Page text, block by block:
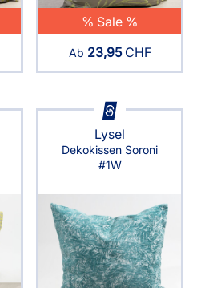
% Sale %
Ab 23,95CHF
Lysel
Dekokissen Soroni
#1W